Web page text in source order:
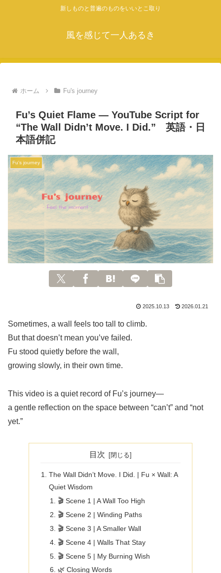
新しものと普遍のものをいいとこ取り
風を感じて一人あるき
ホーム Fu's journey
Fu’s Quiet Flame — YouTube Script for
“The Wall Didn’t Move. I Did.” 英語・日
本語併記
Fu's journey
2025.10.13 2026.01.21
Sometimes, a wall feels too tall to climb.
But that doesn’t mean you’ve failed.
Fu stood quietly before the wall,
growing slowly, in their own time.
This video is a quiet record of Fu’s journey—
a gentle reflection on the space between “can’t” and “not
yet.”
目次
The Wall Didn’t Move. I Did. | Fu × Wall: A
Quiet Wisdom
🎬 Scene 1 | A Wall Too High
🎬 Scene 2 | Winding Paths
🎬 Scene 3 | A Smaller Wall
🎬 Scene 4 | Walls That Stay
🎬 Scene 5 | My Burning Wish
🌿 Closing Words